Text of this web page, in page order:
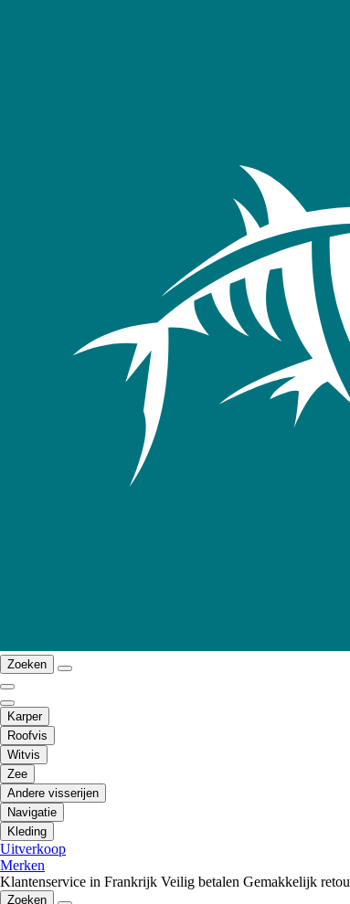
Zoeken
Karper
Roofvis
Witvis
Zee
Andere visserijen
Navigatie
Kleding
Uitverkoop
Merken
Klantenservice in Frankrijk Veilig betalen Gemakkelijk
Zoeken